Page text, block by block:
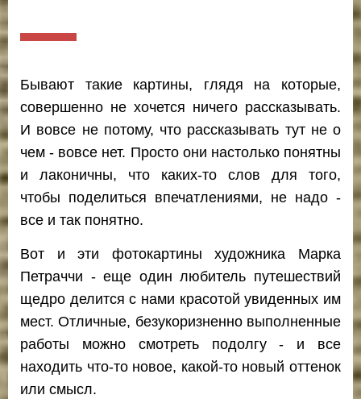
Бывают такие картины, глядя на которые,
совершенно не хочется ничего рассказывать.
И вовсе не потому, что рассказывать тут не о
чем - вовсе нет. Просто они настолько понятны
и лаконичны, что каких-то слов для того,
чтобы поделиться впечатлениями, не надо -
все и так понятно.
Вот и эти фотокартины художника Марка
Петраччи - еще один любитель путешествий
щедро делится с нами красотой увиденных им
мест. Отличные, безукоризненно выполненные
работы можно смотреть подолгу - и все
находить что-то новое, какой-то новый оттенок
или смысл.